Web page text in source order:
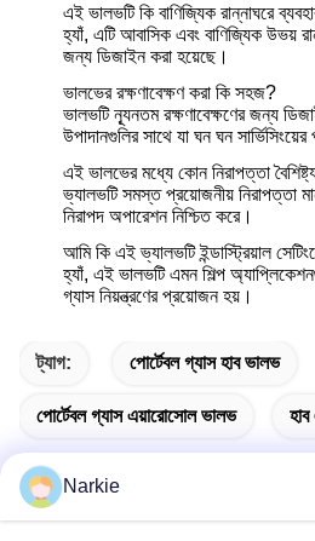
এই ভালভটি কি বাণিজ্যিক রান্নাঘরে
হ্যাঁ, এটি আবাসিক এবং বাণিজ্যিক উভয়
জন্য ডিজাইন করা হয়েছে।
ভালভের রক্ষণাবেক্ষণ করা কি সহজ?
ভালভটি ন্যূনতম রক্ষণাবেক্ষণের জন্য
উপাদানগুলির সাথে যা ঘন ঘন
এই ভালভের মধ্যে কোন নিরাপত্তা
ভ্যালভটি সমস্ত প্রয়োজনীয় নিরাপত্তা
নিরাপদ অপারেশন নিশ্চিত করে।
আমি কি এই ভ্যালভটি ইন্ডাস্ট্রিয়াল
হ্যাঁ, এই ভালভটি এমন শিল্প
গ্যাস নিয়ন্ত্রণের প্রয়োজন হয়।
ট্যাগ: পোর্টেবল গ্যাস হাব ভালভ
পোর্টেবল গ্যাস এয়ারোসোল ভালভ
Narkie